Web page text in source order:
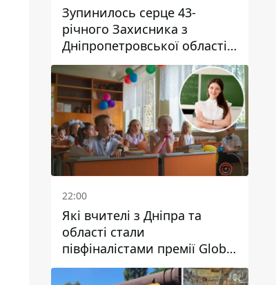
Зупинилось серце 43-
річного Захисника з
Дніпропетровської області
Євгена Зінченка
22:00
Які вчителі з Дніпра та
області стали
півфіналістами премії Global
Teacher Prize Ukraine 2026